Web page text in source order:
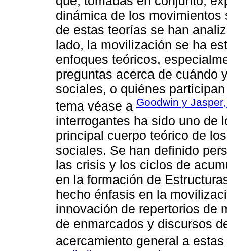
dinámica de los
de estas teorías se han
lado, la movilización se ha
enfoques teóricos,
preguntas acerca de cuándo
sociales, o quiénes
tema véase a Goodwin y
interrogantes ha sido uno de
principal cuerpo teórico de
sociales. Se han definido
las crisis y los ciclos de
en la formación de
hecho énfasis en la
innovación de repertorios de
de enmarcados y discursos
acercamiento general a